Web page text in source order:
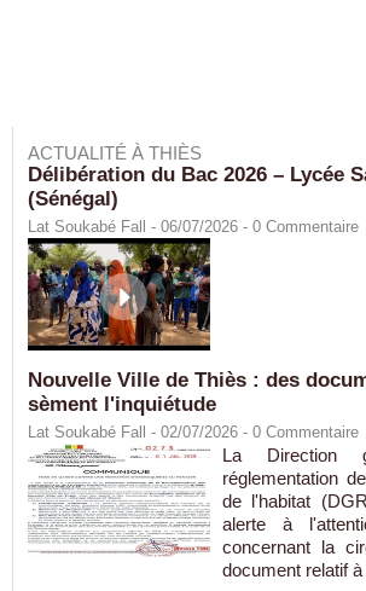
ACTUALITÉ À THIÈS
Délibération du Bac 2026 – Lycée
(Sénégal)
Lat Soukabé Fall - 06/07/2026 - 0 Commentaire
Nouvelle Ville de Thiès : des
sèment l'inquiétude
Lat Soukabé Fall - 02/07/2026 - 0 Commentaire
La Direction
réglementation
de l'habitat
alerte à
concernant la
document relatif